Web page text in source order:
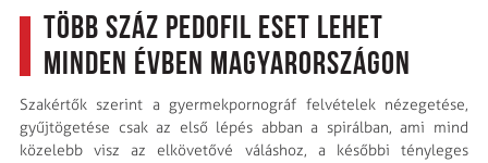
Több száz pedofil eset lehet
minden évben Magyarországon
Szakértők szerint a gyermekpornográf felvételek nézegetése,
gyűjtögetése csak az első lépés abban a spirálban, ami mind
közelebb visz az elkövetővé váláshoz, a későbbi tényleges